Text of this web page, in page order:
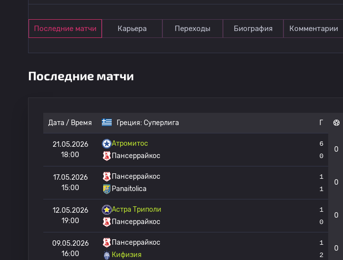
Последние матчи Карьера Переходы Биография Комментарии
Последние матчи
Дата / Время Греция: Суперлига Г
21.05.2026
18:00
Атромитос
Пансеррайкос
6
0
0
17.05.2026
15:00
Пансеррайкос
Panaitolica
1
1
0
12.05.2026
19:00
Астра Триполи
Пансеррайкос
1
0
0
09.05.2026
16:00
Пансеррайкос
Кифизия
1
2
0